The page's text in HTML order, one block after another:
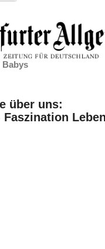
Babys
über uns:
Faszination Leben